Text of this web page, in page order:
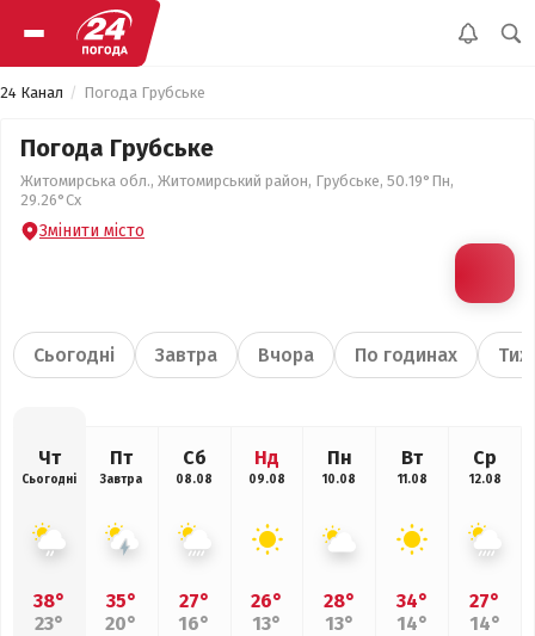
24 Канал Погода Грубське
Погода Грубське
Житомирська обл., Житомирський район, Грубське, 50.19°Пн,
29.26°Сх
Змінити місто
Сьогодні Завтра Вчора По годинах
Чт
Сьогодні
38°
23°
Пт
Завтра
35°
20°
Сб
08.08
27°
16°
Нд
09.08
26°
13°
Пн
10.08
28°
13°
Вт
11.08
34°
14°
Ср
12.08
27°
14°